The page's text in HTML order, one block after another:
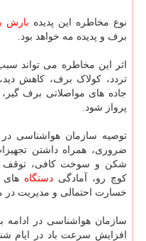
نوع مخاطره این پدیده بارش
برف و پدیده مه خواهد بود.
اثر این مخاطره می تواند
تردد، کولاک برف، کاهش
جاده های مواصلاتی برف
پرواز شود.
توصیه سازمان هواشناسی
ضروری، همراه داشتن
شکن و سوخت کافی، توقف
کوچ رو، آمادگی دستگاه های
خسارت احتمالی و مدیریت
سازمان هواشناسی در ادامه